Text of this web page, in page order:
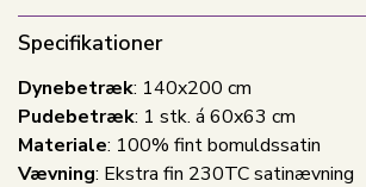
Specifikationer
Dynebetræk: 140x200 cm
Pudebetræk: 1 stk. á 60x63 cm
Materiale: 100% fint bomuldssatin
Vævning: Ekstra fin 230TC satinævning